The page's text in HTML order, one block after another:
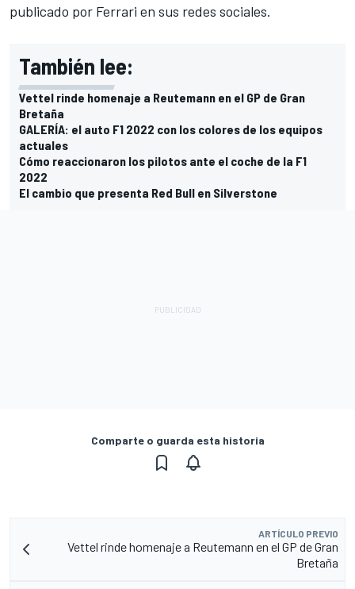
publicado por Ferrari en sus redes sociales.
También lee:
Vettel rinde homenaje a Reutemann en el GP de Gran
Bretaña
GALERÍA: el auto F1 2022 con los colores de los equipos
actuales
Cómo reaccionaron los pilotos ante el coche de la F1
2022
El cambio que presenta Red Bull en Silverstone
Comparte o guarda esta historia
ARTÍCULO PREVIO
Vettel rinde homenaje a Reutemann en el GP de Gran
Bretaña